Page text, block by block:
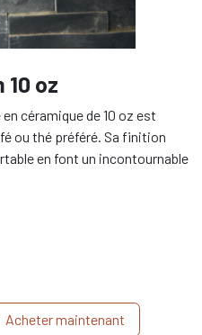
oz
céramique de 10 oz est
ou thé préféré. Sa finition
en font un incontournable
Acheter maintenant